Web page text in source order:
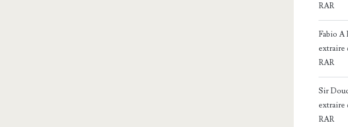
RAR
Fabio A
extraire
RAR
Sir
extraire
RAR